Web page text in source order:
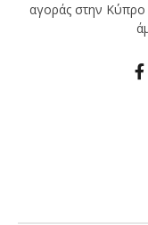
αγοράς στην Κύπρο